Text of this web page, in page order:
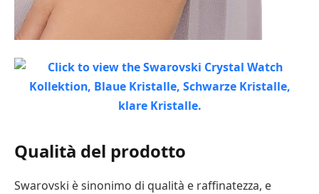
Qualità del prodotto
Swarovski è sinonimo di qualità e raffinatezza, e